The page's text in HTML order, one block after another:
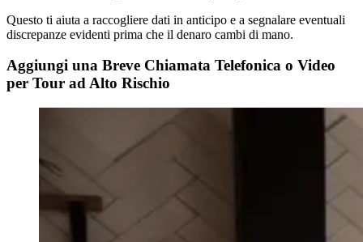
Questo ti aiuta a raccogliere dati in anticipo e a segnalare eventuali
discrepanze evidenti prima che il denaro cambi di mano.
Aggiungi una Breve Chiamata Telefonica o Video
per Tour ad Alto Rischio